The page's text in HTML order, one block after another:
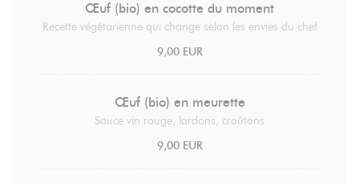
Œuf (bio) en cocotte du moment
Recette végétarienne qui change selon les envies du chef
9,00 EUR
Œuf (bio) en meurette
Sauce vin rouge, lardons, croûtons
9,00 EUR